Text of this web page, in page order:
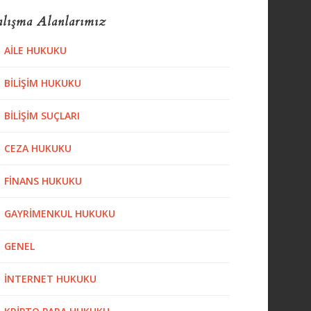
Alanlarımız
AILE HUKUKU
BILIŞIM HUKUKU
BILIŞIM SUÇLARI
CEZA HUKUKU
FINANS HUKUKU
GAYRIMENKUL HUKUKU
GENEL
İNTERNET HUKUKU